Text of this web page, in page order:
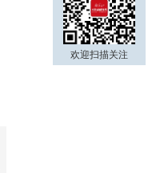
欢迎扫描关注